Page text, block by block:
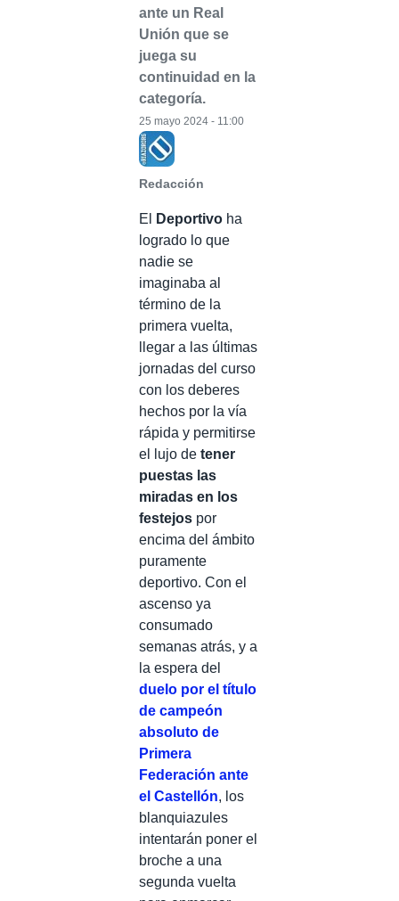
ante un Real
Unión que se
juega su
continuidad en la
categoría.
Redacción
25 mayo 2024 - 11:00
El Deportivo ha
logrado lo que
nadie se
imaginaba al
término de la
primera vuelta,
llegar a las últimas
jornadas del curso
con los deberes
hechos por la vía
rápida y permitirse
el lujo de tener
puestas las
miradas en los
festejos por
encima del ámbito
puramente
deportivo. Con el
ascenso ya
consumado
semanas atrás, y a
la espera del
duelo por el título
de campeón
absoluto de
Primera
Federación ante
el Castellón, los
blanquiazules
intentarán poner el
broche a una
segunda vuelta